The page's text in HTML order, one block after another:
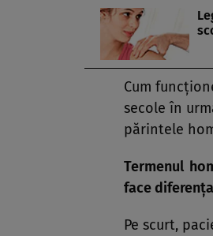
Cum
secole în
părintele
Termenul
face
Pe scurt,